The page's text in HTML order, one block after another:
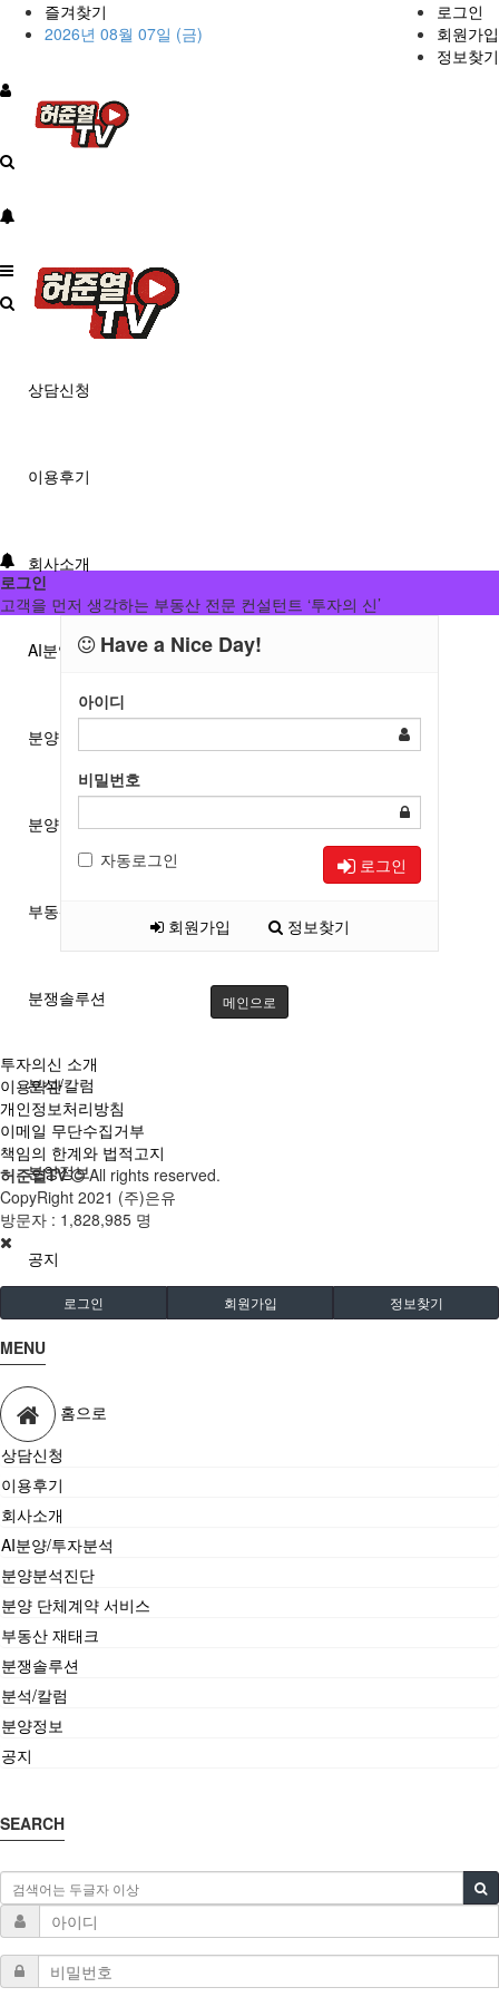
즐겨찾기
2026년 08월 07일 (금)
로그인
회원가입
정보찾기
상담신청
이용후기
회사소개
AI분양/투자분석
분양분석진단
분양 단체계약 서비스
부동산 재태크
분쟁솔루션
분석/칼럼
분양정보
공지
로그인
고객을 먼저 생각하는 부동산 전문 컨설턴트 ‘투자의 신’
Have a Nice Day!
아이디
비밀번호
자동로그인 로그인
회원가입 정보찾기
메인으로
투자의신 소개
이용약관
개인정보처리방침
이메일 무단수집거부
책임의 한계와 법적고지
허준열TV
All rights reserved.
CopyRight 2021 (주)은유
방문자 : 1,828,985 명
로그인 회원가입 정보찾기
MENU
홈으로
상담신청
이용후기
회사소개
AI분양/투자분석
분양분석진단
분양 단체계약 서비스
부동산 재태크
분쟁솔루션
분석/칼럼
분양정보
공지
SEARCH